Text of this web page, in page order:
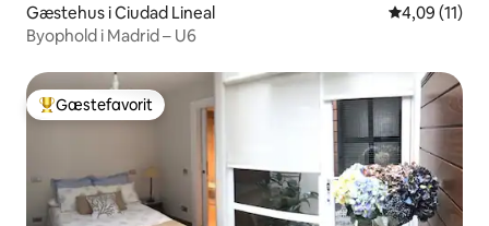
Gæstehus i Ciudad Lineal 4,09 ud af 5
4,09 (11)
Byophold i Madrid – U6
Bedste gæstefavorit
Gæstefavorit